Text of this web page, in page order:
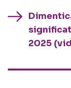
2025